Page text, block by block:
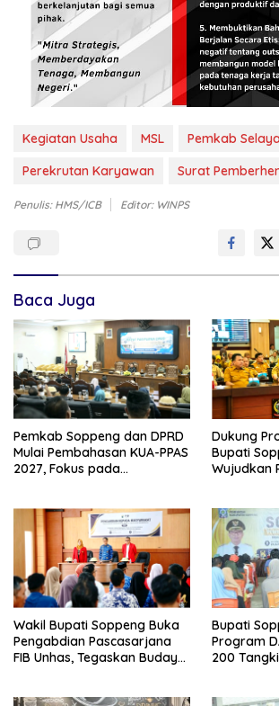
Kegiatan Usaha MSL
Pemkab
Perekrutan Karyawan
Surat
Penulis: HMS/ICB Editor: WINPS
Baca Juga
Pemkab Soppeng dan DPRD
Mulai Pembahasan KUA-PPAS
2027, Fokus pada
Dukung
Bupati
Wujudkan
Wakil Bupati Soppeng Buka
Pengabdian Pascasarjana
FIB Unhas, Tegaskan Budaya
Bupati
Program
200